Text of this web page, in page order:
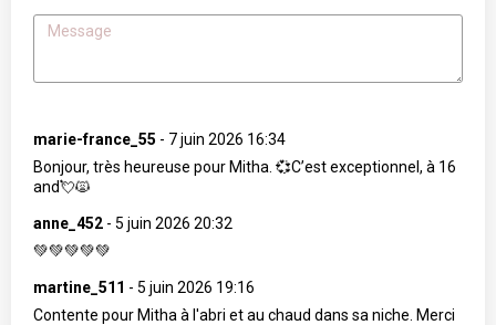
marie-france_55 - 7 juin 2026 16:34
Bonjour, très heureuse pour Mitha. 💞C’est exceptionnel, à 16
and💘🙀
anne_452 - 5 juin 2026 20:32
💚💚💚💚💚
martine_511 - 5 juin 2026 19:16
Contente pour Mitha à l'abri et au chaud dans sa niche. Merci